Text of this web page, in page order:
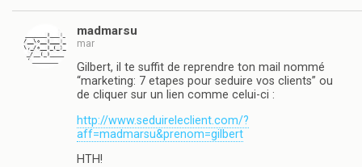
madmarsu
mar
Gilbert, il te suffit de reprendre ton mail nommé
“marketing: 7 etapes pour seduire vos clients” ou
de cliquer sur un lien comme celui-ci :
http://www.seduireleclient.com/?
aff=madmarsu&prenom=gilbert
HTH!